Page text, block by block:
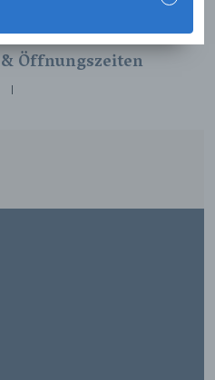
Öffnungszeiten